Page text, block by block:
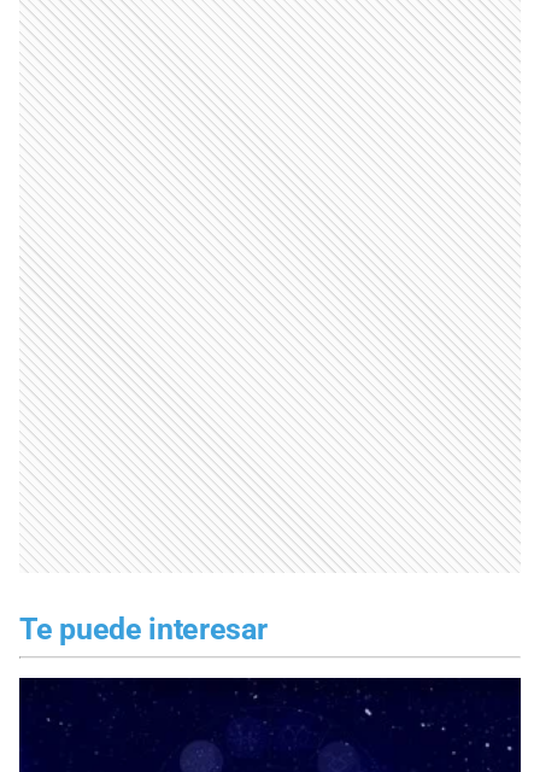
Te puede interesar